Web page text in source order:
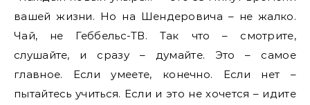
вашей жизни. Но на Шендеровича – не жалко.
Чай, не Геббельс-ТВ. Так что – смотрите,
слушайте, и сразу – думайте. Это – самое
главное. Если умеете, конечно. Если нет –
пытайтесь учиться. Если и это не хочется – идите